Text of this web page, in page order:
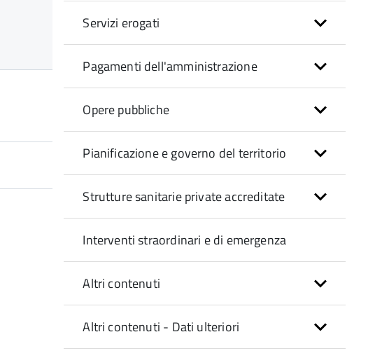
Servizi erogati
Pagamenti dell'amministrazione
Opere pubbliche
Pianificazione e governo del territorio
Strutture sanitarie private accreditate
Interventi straordinari e di emergenza
Altri contenuti
Altri contenuti - Dati ulteriori